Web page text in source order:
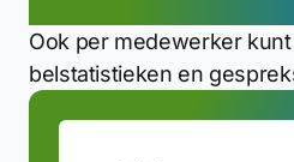
Ook per medewerker
belstatistieken en